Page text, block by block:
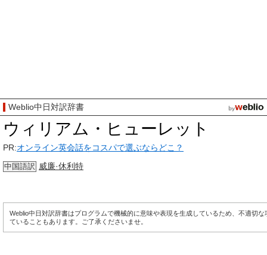
Weblio中日対訳辞書
ウィリアム・ヒューレット
PR:オンライン英会話をコスパで選ぶならどこ？
中国語訳 威廉·休利特
Weblio中日対訳辞書はプログラムで機械的に意味や表現を生成しているため、不適切な
ていることもあります。ご了承くださいませ。